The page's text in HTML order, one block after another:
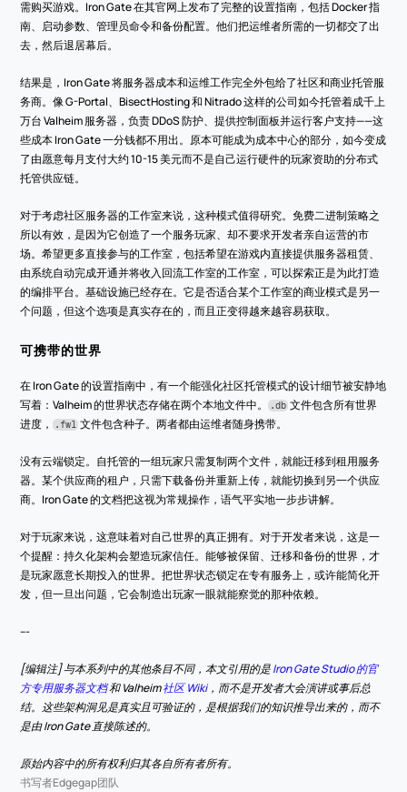
需购买游戏。Iron Gate 在其官网上发布了完整的设置指南，包括 Docker 指
南、启动参数、管理员命令和备份配置。他们把运维者所需的一切都交了出
去，然后退居幕后。
结果是，Iron Gate 将服务器成本和运维工作完全外包给了社区和商业托管服
务商。像 G-Portal、BisectHosting 和 Nitrado 这样的公司如今托管着成千上
万台 Valheim 服务器，负责 DDoS 防护、提供控制面板并运行客户支持——这
些成本 Iron Gate 一分钱都不用出。原本可能成为成本中心的部分，如今变成
了由愿意每月支付大约 10-15 美元而不是自己运行硬件的玩家资助的分布式
托管供应链。
对于考虑社区服务器的工作室来说，这种模式值得研究。免费二进制策略之
所以有效，是因为它创造了一个服务玩家、却不要求开发者亲自运营的市
场。希望更多直接参与的工作室，包括希望在游戏内直接提供服务器租赁、
由系统自动完成开通并将收入回流工作室的工作室，可以探索正是为此打造
的编排平台。基础设施已经存在。它是否适合某个工作室的商业模式是另一
个问题，但这个选项是真实存在的，而且正变得越来越容易获取。
可携带的世界
在 Iron Gate 的设置指南中，有一个能强化社区托管模式的设计细节被安静地
写着：Valheim 的世界状态存储在两个本地文件中。 .db 文件包含所有世界
进度， .fwl 文件包含种子。两者都由运维者随身携带。
没有云端锁定。自托管的一组玩家只需复制两个文件，就能迁移到租用服务
器。某个供应商的租户，只需下载备份并重新上传，就能切换到另一个供应
商。Iron Gate 的文档把这视为常规操作，语气平实地一步步讲解。
对于玩家来说，这意味着对自己世界的真正拥有。对于开发者来说，这是一
个提醒：持久化架构会塑造玩家信任。能够被保留、迁移和备份的世界，才
是玩家愿意长期投入的世界。把世界状态锁定在专有服务上，或许能简化开
发，但一旦出问题，它会制造出玩家一眼就能察觉的那种依赖。
---
[编辑注] 与本系列中的其他条目不同，本文引用的是 Iron Gate Studio 的官
方专用服务器文档 和 Valheim 社区 Wiki，而不是开发者大会演讲或事后总
结。这些架构洞见是真实且可验证的，是根据我们的知识推导出来的，而不
是由 Iron Gate 直接陈述的。
原始内容中的所有权利归其各自所有者所有。
书写者Edgegap团队